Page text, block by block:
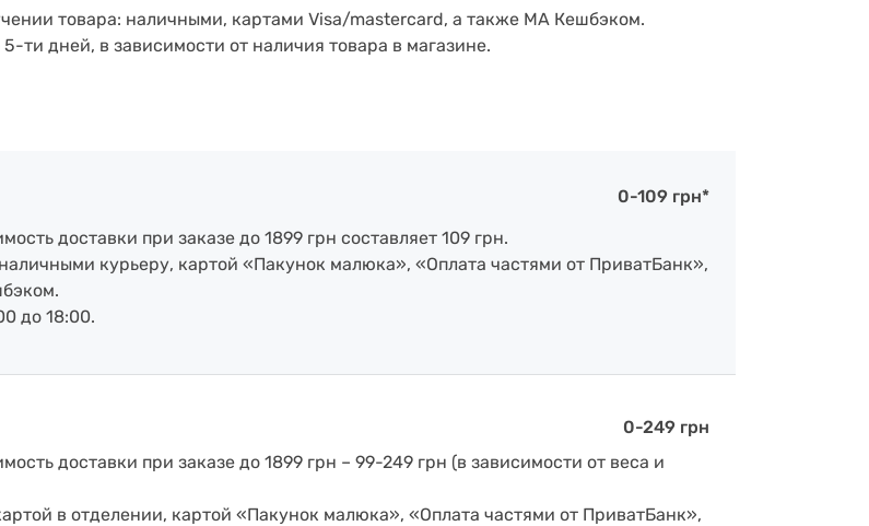
товара: наличными, картами Visa/mastercard, а также МА Кешбэком.
ти дней, в зависимости от наличия товара в магазине.
0-109 грн*
доставки при заказе до 1899 грн составляет 109 грн.
курьеру, картой «Пакунок малюка», «Оплата частями от ПриватБанк»,
до 18:00.
0-249 грн
доставки при заказе до 1899 грн – 99-249 грн (в зависимости от веса и
в отделении, картой «Пакунок малюка», «Оплата частями от ПриватБанк»,